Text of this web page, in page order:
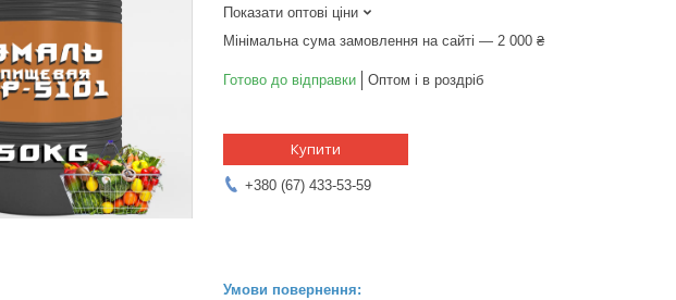
Показати оптові ціни
Мінімальна сума замовлення на сайті — 2 000 ₴
Готово до відправки Оптом і в роздріб
Купити
+380 (67) 433-53-59